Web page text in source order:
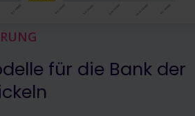
für die Bank der